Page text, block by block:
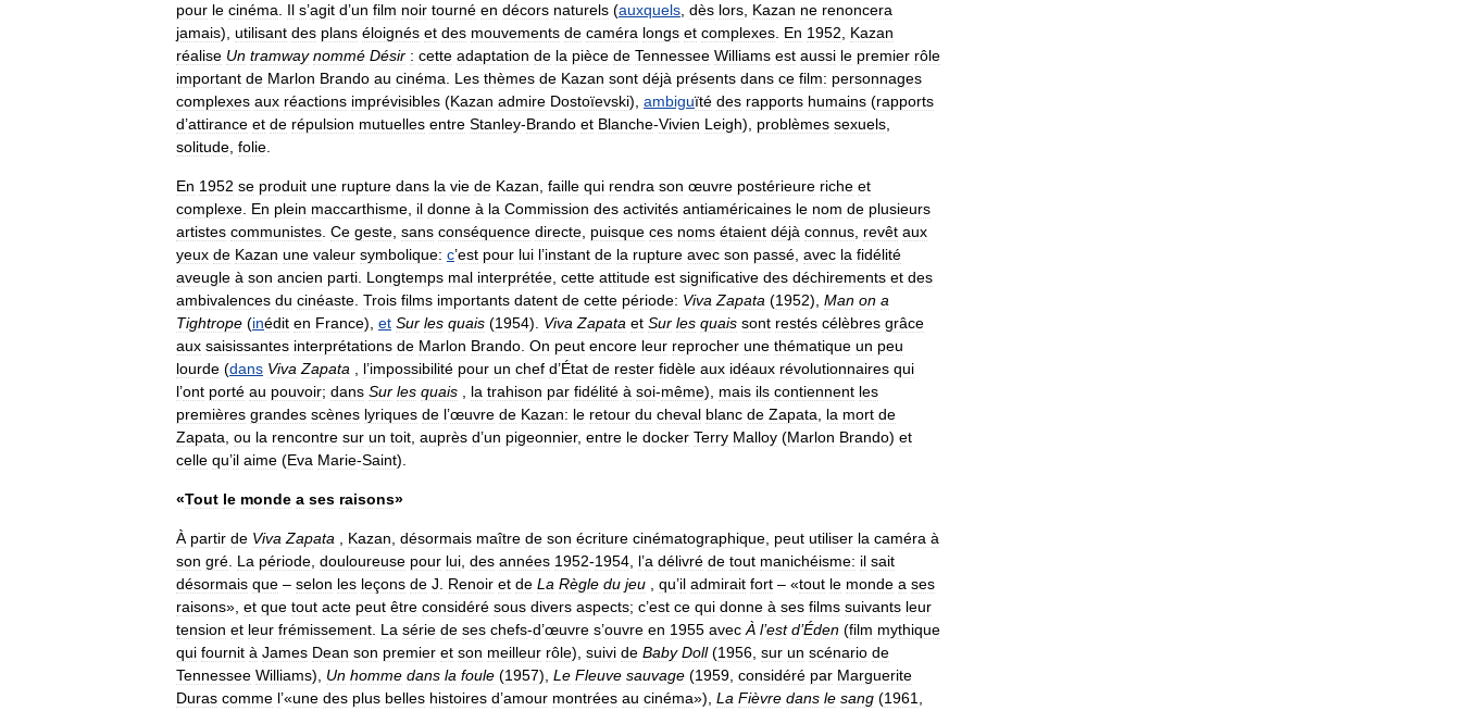
pour le cinéma Il s’agit d’un film noir tourné en décors naturels (auxquels dès lors Kazan ne renoncera
jamais), utilisant des plans éloignés et des mouvements de caméra longs et complexes En 1952
Kazan
réalise Un tramway nommé Désir : cette adaptation de la pièce de Tennessee Williams est aussi le premier rôle
important de Marlon Brando au cinéma Les thèmes de Kazan sont déjà présents dans ce film: personnages
complexes aux réactions imprévisibles (Kazan admire Dostoïevski), ambiguïté des rapports humains (rapports
d’attirance et de répulsion mutuelles entre Stanley-Brando et Blanche-Vivien Leigh), problèmes sexuels
solitude folie
En 1952 se produit une rupture dans la vie de Kazan faille qui rendra son œuvre postérieure riche et
complexe En plein maccarthisme il donne à la Commission des activités antiaméricaines le nom de plusieurs
artistes communistes Ce geste sans conséquence directe puisque ces noms étaient déjà connus revêt aux
yeux de Kazan une valeur symbolique: c’est pour lui l’instant de la rupture avec son passé avec la fidélité
aveugle à son ancien parti Longtemps mal interprétée cette attitude est significative des déchirements et des
ambivalences du cinéaste Trois films importants datent de cette période: Viva Zapata (1952), Man on a
Tightrope (inédit en France), et Sur les quais (1954). Viva Zapata et Sur les quais sont restés célèbres grâce
aux saisissantes interprétations de Marlon Brando On peut encore leur reprocher une thématique un peu
lourde (dans Viva Zapata l’impossibilité pour un chef d’État de rester fidèle aux idéaux révolutionnaires qui
l’ont porté au pouvoir; dans Sur les quais la trahison par fidélité à soi-même), mais ils contiennent les
premières grandes scènes lyriques de l’œuvre de Kazan: le retour du cheval blanc de Zapata la mort de
Zapata ou la rencontre sur un toit auprès d’un pigeonnier, entre le docker Terry Malloy (Marlon Brando) et
celle qu’il aime (Eva Marie-Saint).
«Tout le monde a ses raisons»
À partir de Viva Zapata Kazan désormais maître de son écriture cinématographique peut utiliser la caméra à
son gré La période douloureuse pour lui des années 1952-1954 l’a délivré de tout manichéisme: il sait
désormais que – selon les leçons de J Renoir et de La Règle du jeu qu’il admirait fort – «tout le monde a ses
raisons», et que tout acte peut être considéré sous divers aspects; c’est ce qui donne à ses films suivants leur
tension et leur frémissement La série de ses chefs-d’œuvre s’ouvre en 1955 avec À l’est d’Éden (film mythique
qui fournit à James Dean son premier et son meilleur rôle), suivi de Baby Doll(1956 sur un scénario de
Tennessee Williams), Un homme dans la foule (1957), Le Fleuve sauvage (1959 considéré par Marguerite
Duras comme l’«une des plus belles histoires d’amour montrées au cinéma»), La Fièvre dans le sang (1961